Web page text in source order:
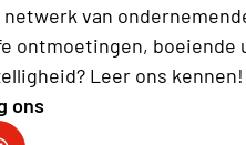
van
ontmoetingen, boeiende
Leer ons kennen!
ons